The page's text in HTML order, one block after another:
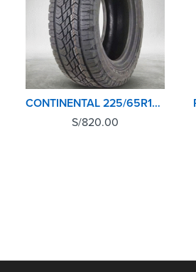
CONTINENTAL 225/65R17 102H CROSSCONTACT ATR
S/820.00